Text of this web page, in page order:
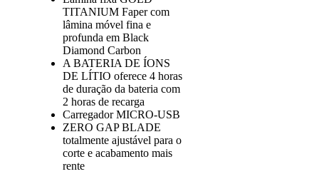
TITANIUM Faper com
lâmina móvel fina e
profunda em Black
Diamond Carbon
A BATERIA DE ÍONS
DE LÍTIO oferece 4 horas
de duração da bateria com
2 horas de recarga
Carregador MICRO-USB
ZERO GAP BLADE
totalmente ajustável para o
corte e acabamento mais
rente